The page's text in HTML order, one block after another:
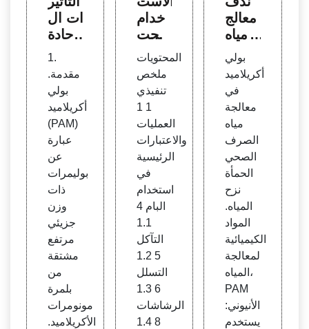
ات ال
حادة
والطو
مدى ل
لبولي
أكريلا
ميد الأ
نيوني
1.
مقدمة.
بولي
أكريلاميد
(PAM)
عبارة
عن
بوليمرات
ذات
وزن
جزيئي
مرتفع
مشتقة
من
بلمرة
مونومرات
الأكريلاميد.
خدام
المحت
مل للب
ولي أ
كريلام
يد (P
AM)
في ال
مغرب
المحتويات
ملخص
تنفيذي
1 1
العمليات
والاعتبارات
الرئيسية
في
استخدام
البام 4
1.1
التآكل
5 1.2
التسلل
6 1.3
الرشاشات
8 1.4
معالج
ة مياه
الصر
ف ال
صح
ي، بول
ي أكر
يلاميد
أنيوني
بولي
أكريلاميد
في
معالجة
مياه
الصرف
الصحي
الحمأة
نزح
المياه.
المواد
الكيميائية
لمعالجة
المياه،
PAM
الأنيوني:
يستخدم